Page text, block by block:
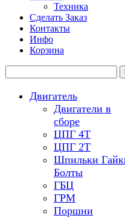
Техника
Сделать Заказ
Контакты
Инфо
Корзина
Двигатель
Двигатели в
сборе
ЦПГ 4Т
ЦПГ 2Т
Шпильки
Болты
ГБЦ
ГРМ
Поршни